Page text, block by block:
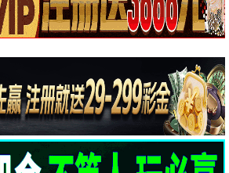
院 · 全网影
免费高清
、韩剧日剧美剧、动漫综艺，每
新、无广告不卡顿